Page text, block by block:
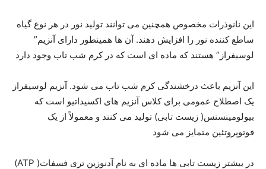
این نانوذرات مخصوص همچنين می توانند تولید نور در هر نوع گیاه
ساطع کننده نور را افزایش دهند. آن ها همینطور دارای آنزیم”
لوسیفراز” هستند که ماده ای است که در کرم شب تاب وجود دارد
این آنزیم باعث درخشندگی کرم شب تاب می شود. آنزیم لوسیفراز
یک اصطلاح عمومی برای کلاس آنزیم های اکسیداتیو است که
بیولومینسنس( زیست تابی) تولید می کنند و معمولاً از یک
فوتوپروتئین متمایز می شود
در بیشتر زیست تابی ها ماده ای به نام آدنوزین تری فسفات( ATP)